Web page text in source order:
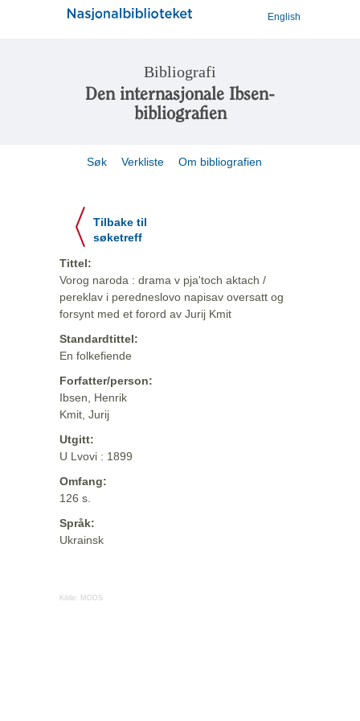
English
Bibliografi
Den internasjonale Ibsen-
bibliografien
Søk Verkliste Om bibliografien
Tilbake til
søketreff
Tittel:
Vorog naroda : drama v pja'toch aktach /
pereklav i peredneslovo napisav oversatt og
forsynt med et forord av Jurij Kmit
Standardtittel:
En folkefiende
Forfatter/person:
Ibsen, Henrik
Kmit, Jurij
Utgitt:
U Lvovi : 1899
Omfang:
126 s.
Språk:
Ukrainsk
Kilde: MODS